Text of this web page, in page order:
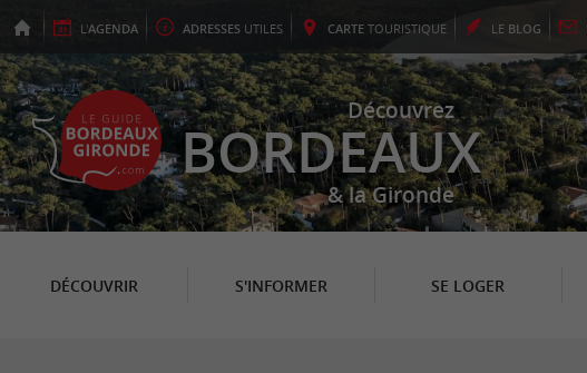
L'AGENDA ADRESSES UTILES CARTE TOURISTIQUE LE BLOG
Découvrez
BORDEAUX
& la Gironde
DÉCOUVRIR S'INFORMER SE LOGER